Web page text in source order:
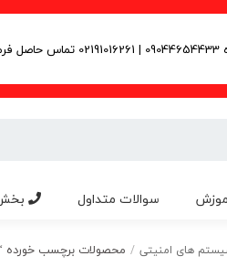
سوالات متداول بخش
های امنیتی / محصولات برچسب خورده